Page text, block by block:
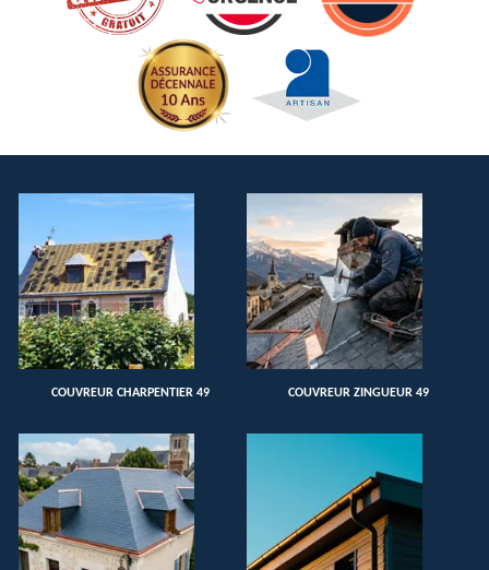
COUVREUR CHARPENTIER 49 COUVREUR ZINGUEUR 49